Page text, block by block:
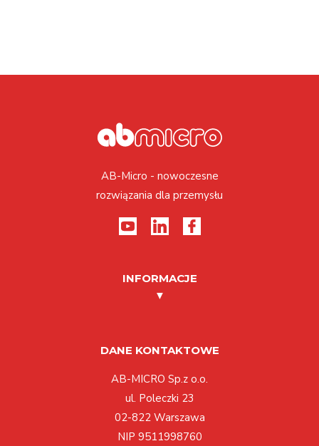
AB-Micro - nowoczesne
rozwiązania dla przemysłu
INFORMACJE
DANE KONTAKTOWE
AB-MICRO Sp.z o.o.
ul. Poleczki 23
02-822 Warszawa
NIP 9511998760